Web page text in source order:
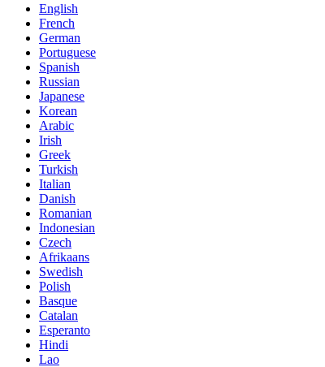
English
French
German
Portuguese
Spanish
Russian
Japanese
Korean
Arabic
Irish
Greek
Turkish
Italian
Danish
Romanian
Indonesian
Czech
Afrikaans
Swedish
Polish
Basque
Catalan
Esperanto
Hindi
Lao